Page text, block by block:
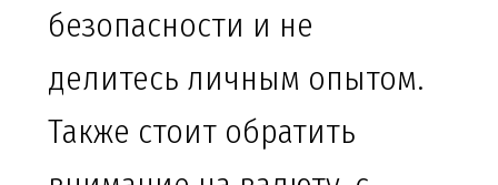
безопасности и не
делитесь личным опытом.
Также стоит обратить